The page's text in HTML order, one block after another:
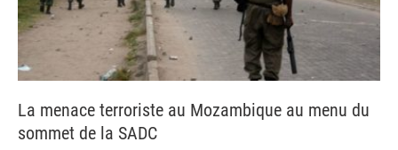
La menace terroriste au Mozambique au menu du
sommet de la SADC